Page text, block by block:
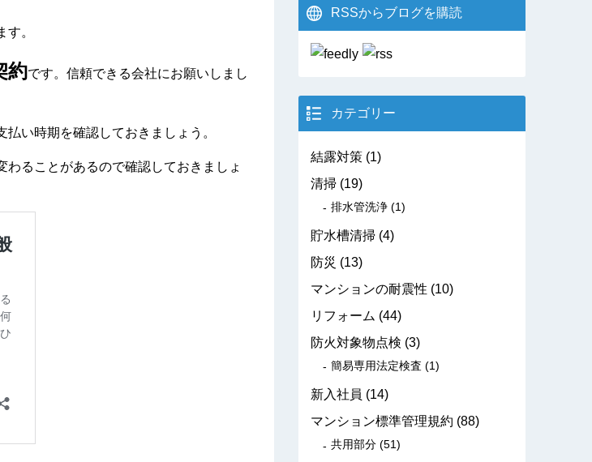
。
約です。信頼できる会社にお願いしまし
い時期を確認しておきましょう。
ることがあるので確認しておきましょ
RSSからブログを購読
カテゴリー
結露対策 (1)
清掃 (19)
排水管洗浄 (1)
貯水槽清掃 (4)
防災 (13)
マンションの耐震性 (10)
リフォーム (44)
防火対象物点検 (3)
簡易専用法定検査 (1)
新入社員 (14)
マンション標準管理規約 (88)
共用部分 (51)